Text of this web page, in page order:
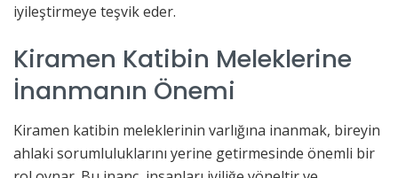
iyileştirmeye teşvik eder.
Kiramen Katibin Meleklerine
İnanmanın Önemi
Kiramen katibin meleklerinin varlığına inanmak, bireyin
ahlaki sorumluluklarını yerine getirmesinde önemli bir